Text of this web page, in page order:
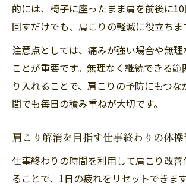
的には、椅子に座ったまま肩を前後に
回すだけでも、肩こりの軽減に役立ちま
注意点としては、痛みが強い場合や無
ことが重要です。無理なく継続できる
り入れることで、肩こりの予防にもつな
間でも毎日の積み重ねが大切です。
肩こり解消を目指す仕事終わりの体
仕事終わりの時間を利用して肩こり改
ることで、1日の疲れをリセットできま